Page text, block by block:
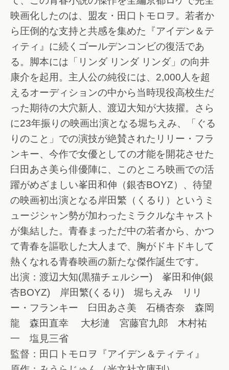
映画化したのは、盟友・田口トモロヲ。若者か
ら圧倒的な支持と共感を集めた『アイデン＆テ
ィティ』に続くゴールデンコンビの復活であ
る。脚本には「リンダ リンダ リンダ」の向井
康介を起用。主人公の純役には、2,000人を超
えるオーディションの中から当時現役高校生だ
った期待の大穴新人、渡辺大知が大抜擢。さら
に23年振りの映画出演となる堀ちえみ、「ぐる
りのこと」での演技が絶賛されたリリー・フラ
ンキー、今作で女優としての才能を開花させた
臼田あさ美ら俳優陣に、このところ映画での活
躍がめざましい峯田和伸（銀杏BOYZ）、待望
の映画初出演となる岸田繁（くるり）というミ
ュージシャン勢が加わったミラクルなキャスト
が集結した。青春まっただ中の若者から、かつ
て青春を謳歌した大人まで、胸がドキドキして
熱くなれる青春映画の新たな傑作誕生です。
出演：渡辺大知(黒猫チェルシー) 峯田和伸(銀
杏BOYZ) 岸田繁(くるり) 堀ちえみ リリ
ー・フランキー 臼田あさ美 石橋杏奈 森岡
龍 森田直幸 大杉漣 宮藤官九郎 木村祐
一 塩見三省
監督：田口トモロヲ『アイデン＆ティティ』